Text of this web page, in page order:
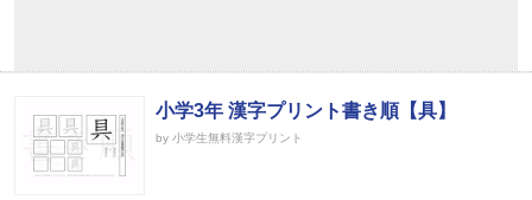
小学3年 漢字プリント書き順【具】
by 小学生無料漢字プリント